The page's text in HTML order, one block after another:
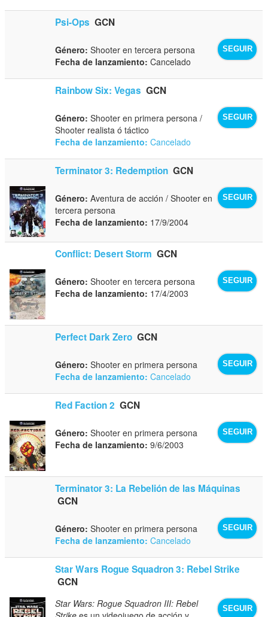
Psi-Ops GCN
SEGUIR
Género: Shooter en tercera persona
Fecha de lanzamiento: Cancelado
Rainbow Six: Vegas GCN
SEGUIR
Género: Shooter en primera persona /
Shooter realista ó táctico
Fecha de lanzamiento: Cancelado
Terminator 3: Redemption GCN
SEGUIR
Género: Aventura de acción / Shooter en
tercera persona
Fecha de lanzamiento: 17/9/2004
Conflict: Desert Storm GCN
SEGUIR
Género: Shooter en tercera persona
Fecha de lanzamiento: 17/4/2003
Perfect Dark Zero GCN
SEGUIR
Género: Shooter en primera persona
Fecha de lanzamiento: Cancelado
Red Faction 2 GCN
SEGUIR
Género: Shooter en primera persona
Fecha de lanzamiento: 9/6/2003
Terminator 3: La Rebelión de las Máquinas
GCN
SEGUIR
Género: Shooter en primera persona
Fecha de lanzamiento: Cancelado
Star Wars Rogue Squadron 3: Rebel Strike
GCN
SEGUIR
Star Wars: Rogue Squadron III: Rebel